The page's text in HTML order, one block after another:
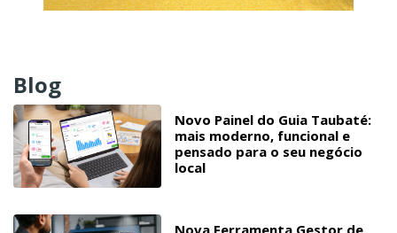
Blog
Novo Painel do Guia Taubaté:
mais moderno, funcional e
pensado para o seu negócio
local
Nova Ferramenta Gestor de